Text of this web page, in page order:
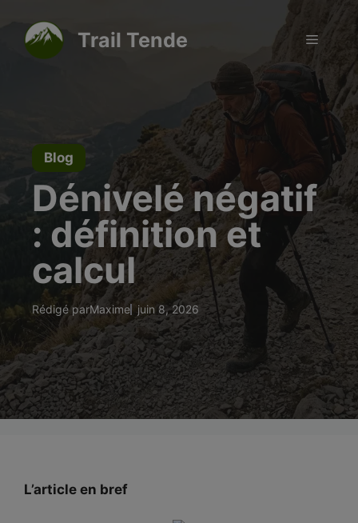
contenu
Trail Tende Menu
Blog
Dénivelé négatif
: définition et
calcul
Rédigé parMaxime juin 8, 2026
L’article en bref